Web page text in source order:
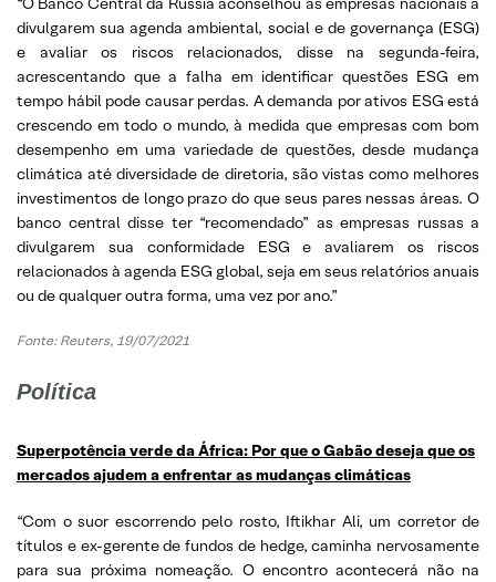
divulgarem sua agenda ambiental, social e de governança (ESG)
e avaliar os riscos relacionados, disse na segunda-feira,
acrescentando que a falha em identificar questões ESG em
tempo hábil pode causar perdas. A demanda por ativos ESG está
crescendo em todo o mundo, à medida que empresas com bom
desempenho em uma variedade de questões, desde mudança
climática até diversidade de diretoria, são vistas como melhores
investimentos de longo prazo do que seus pares nessas áreas. O
banco central disse ter “recomendado” as empresas russas a
divulgarem sua conformidade ESG e avaliarem os riscos
relacionados à agenda ESG global, seja em seus relatórios anuais
ou de qualquer outra forma, uma vez por ano.”
Fonte: Reuters, 19/07/2021
Política
Superpotência verde da África: Por que o Gabão deseja que os
mercados ajudem a enfrentar as mudanças climáticas
“Com o suor escorrendo pelo rosto, Iftikhar Ali, um corretor de
títulos e ex-gerente de fundos de hedge, caminha nervosamente
para sua próxima nomeação. O encontro acontecerá não na